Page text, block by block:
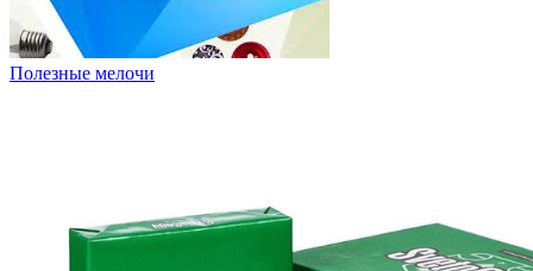
Полезные мелочи